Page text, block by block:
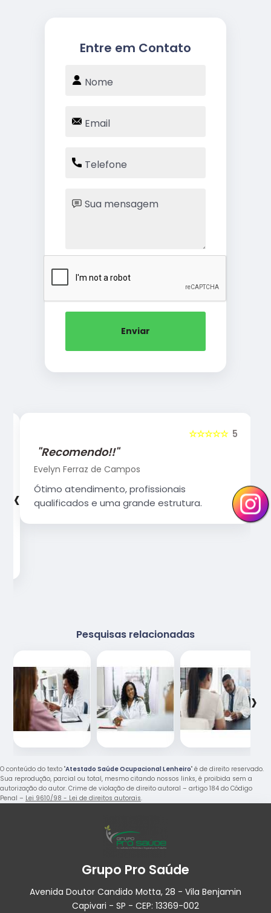
Entre em Contato
Enviar
5
☆☆☆☆☆
"Recomendo!!"
Evelyn Ferraz de Campos
Ótimo atendimento, profissionais
qualificados e uma grande estrutura.
‹ ›
Pesquisas relacionadas
‹ ›
O conteúdo do texto "Atestado Saúde Ocupacional Lenheiro" é de direito reservado.
Sua reprodução, parcial ou total, mesmo citando nossos links, é proibida sem a
autorização do autor. Crime de violação de direito autoral – artigo 184 do Código
Penal – Lei 9610/98 - Lei de direitos autorais.
Grupo Pro Saúde
Avenida Doutor Candido Motta, 28 - Vila Benjamin
Capivari - SP - CEP: 13369-002